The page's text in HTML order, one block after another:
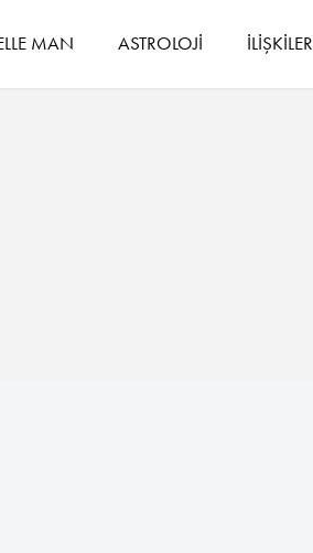
MAN ASTROLOJİ İLİŞKİLER